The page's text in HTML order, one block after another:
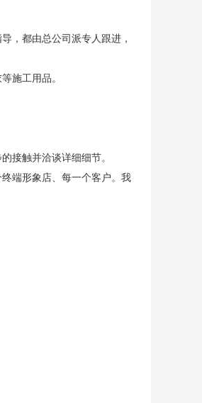
，都由总公司派专人跟进，
施工用品。
接触并洽谈详细细节。
端形象店、每一个客户。我